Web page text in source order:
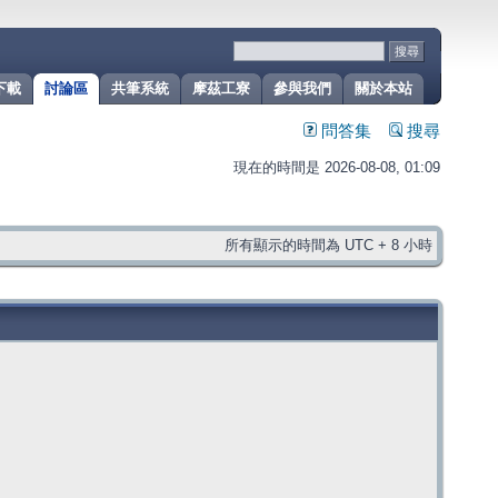
關於本站
參與我們
摩茲工寮
共筆系統
討論區
載
問答集 搜尋
現在的時間是 2026-08-08, 01:09
所有顯示的時間為 UTC + 8 小時